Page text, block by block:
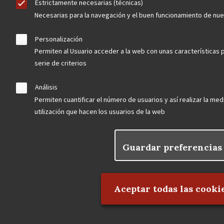
Estrictamente necesarias (técnicas)
Necesarias para la navegación y el buen funcionamiento de
Personalización
Permiten al Usuario acceder a la web con unas características
serie de criterios
Análisis
Permiten cuantificar el número de usuarios y así realizar la
utilización que hacen los usuarios de la web
Guardar preferencias
Aceptar todas las